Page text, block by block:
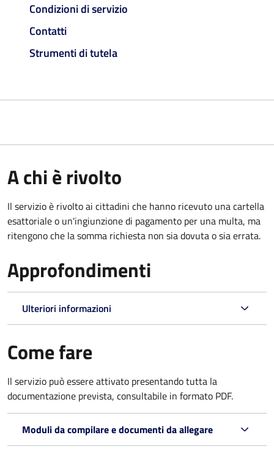
Condizioni di servizio
Contatti
Strumenti di tutela
A chi è rivolto
Il servizio è rivolto ai cittadini che hanno ricevuto una cartella
esattoriale o un'ingiunzione di pagamento per una multa, ma
ritengono che la somma richiesta non sia dovuta o sia errata.
Approfondimenti
Ulteriori informazioni
Come fare
Il servizio può essere attivato presentando tutta la
documentazione prevista, consultabile in formato PDF.
Moduli da compilare e documenti da allegare